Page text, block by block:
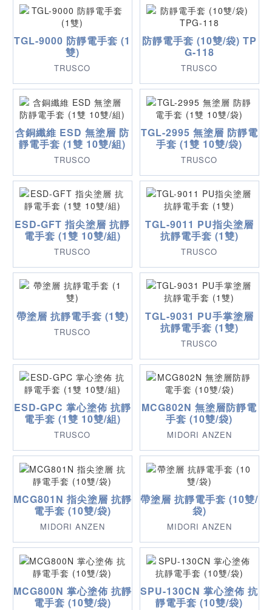
TGL-9000 防靜電手套 (1
雙)
TRUSCO
防靜電手套 (10雙/袋) TP
G-118
TRUSCO
含銅纖維 ESD 無塗層 防
靜電手套 (1雙 10雙/組)
TRUSCO
TGL-2995 無塗層 防靜電
手套 (1雙 10雙/袋)
TRUSCO
ESD-GFT 指尖塗層 抗靜
電手套 (1雙 10雙/組)
TRUSCO
TGL-9011 PU指尖塗層
抗靜電手套 (1雙)
TRUSCO
帶塗層 抗靜電手套 (1雙)
TRUSCO
TGL-9031 PU手掌塗層
抗靜電手套 (1雙)
TRUSCO
ESD-GPC 掌心塗佈 抗靜
電手套 (1雙 10雙/組)
TRUSCO
MCG802N 無塗層防靜電
手套 (10雙/袋)
MIDORI ANZEN
MCG801N 指尖塗層 抗靜
電手套 (10雙/袋)
MIDORI ANZEN
帶塗層 抗靜電手套 (10雙/
袋)
MIDORI ANZEN
MCG800N 掌心塗佈 抗靜
電手套 (10雙/袋)
SPU-130CN 掌心塗佈 抗
靜電手套 (10雙/袋)